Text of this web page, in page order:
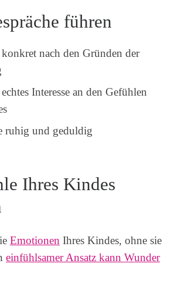
führen
nach den Gründen der
Interesse an den Gefühlen
ruhig und geduldig
Ihres Kindes
Emotionen Ihres Kindes, ohne sie
einfühlsamer Ansatz kann Wunder